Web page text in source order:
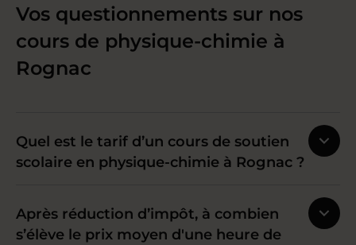
Vos questionnements sur nos
cours de physique-chimie à
Rognac
Quel est le tarif d’un cours de soutien
scolaire en physique-chimie à Rognac ?
Après réduction d’impôt, à combien
s’élève le prix moyen d'une heure de